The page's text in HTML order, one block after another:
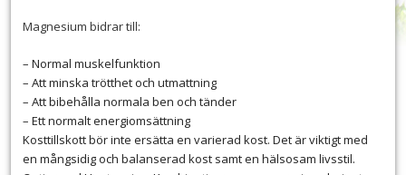
Magnesium bidrar till:
– Normal muskelfunktion
– Att minska trötthet och utmattning
– Att bibehålla normala ben och tänder
– Ett normalt energiomsättning
Kosttillskott bör inte ersätta en varierad kost. Det är viktigt med
en mångsidig och balanserad kost samt en hälsosam livsstil.